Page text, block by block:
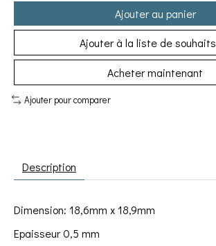
Ajouter au panier
Ajouter à la liste de souhaits
Acheter maintenant
Ajouter pour comparer
Description
Dimension: 18,6mm x 18,9mm
Epaisseur 0,5 mm